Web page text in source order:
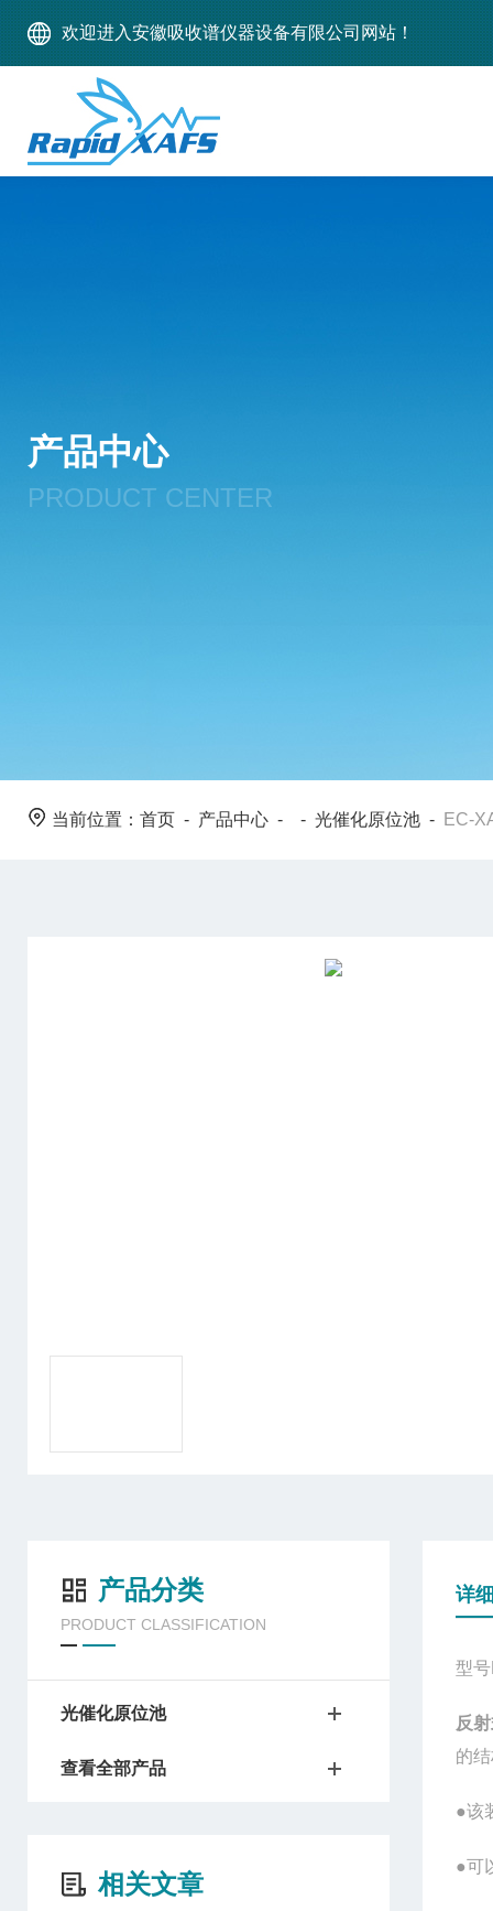
欢迎进入安徽吸收谱仪器设备有限公司网站！
产品中心
PRODUCT CENTER
当前位置： 首页 - 产品中心 - - 光催化原位池 - EC-
产品分类
PRODUCT CLASSIFICATION
光催化原位池
查看全部产品
相关文章
详
型
反
的
●该
●可